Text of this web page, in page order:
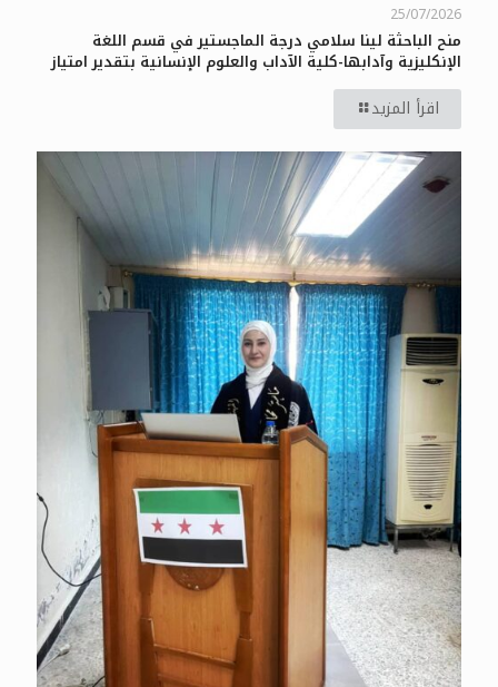
25/07/2026
منح الباحثة لينا سلامي درجة الماجستير في قسم اللغة
الإنكليزية وآدابها-كلية الآداب والعلوم الإنسانية بتقدير امتياز
اقرأ المزيد